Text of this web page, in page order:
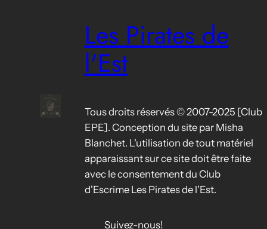
Les Pirates de
l'Est
Tous droits réservés © 2007-2025 [Club
EPE]. Conception du site par Misha
Blanchet. L'utilisation de tout matériel
apparaissant sur ce site doit être faite
avec le consentement du Club
d'Escrime Les Pirates de l'Est.
Suivez-nous!